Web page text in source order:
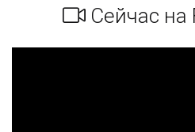
Сейчас на